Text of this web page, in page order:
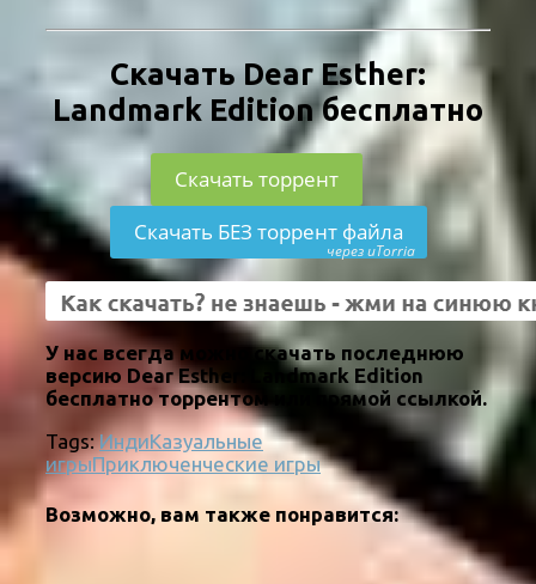
Скачать Dear Esther:
Landmark Edition бесплатно
Скачать торрент
Скачать БЕЗ торрент файла
через uTorria
У нас всегда можно скачать последнюю
версию Dear Esther: Landmark Edition
бесплатно торрентом или прямой ссылкой.
Tags: ИндиКазуальные
игрыПриключенческие игры
Возможно, вам также понравится: